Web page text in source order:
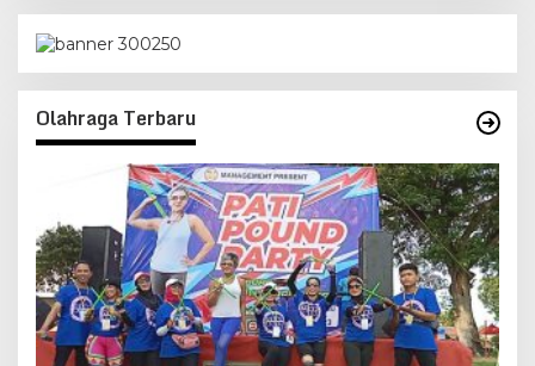
Olahraga Terbaru